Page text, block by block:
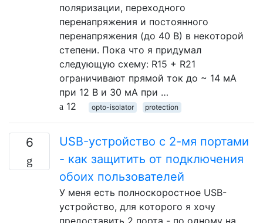
поляризации, переходного
перенапряжения и постоянного
перенапряжения (до 40 В) в некоторой
степени. Пока что я придумал
следующую схему: R15 + R21
ограничивают прямой ток до ~ 14 мА
при 12 В и 30 мА при …
12
opto-isolator protection
6
USB-устройство с 2-мя портами
- как защитить от подключения
обоих пользователей
У меня есть полноскоростное USB-
устройство, для которого я хочу
предоставить 2 порта - по одному на